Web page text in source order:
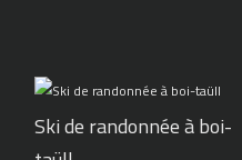
Ski de randonnée à boi-